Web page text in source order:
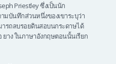
Priestley ซึ่งเป็นนัก
บันทึกส่วนหนึ่งของเขาระบุว่า
รถลบรอยดินสอบนกระดาษได้
าง ในภาษาอังกฤษตอนนั้นเรียก